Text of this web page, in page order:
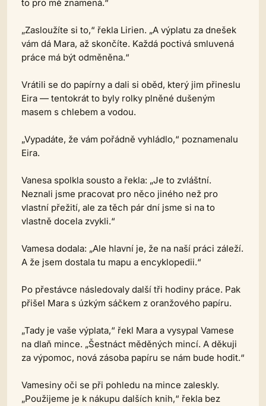
to pro mě znamená.“
„Zasloužíte si to,“ řekla Lirien. „A výplatu za dnešek
vám dá Mara, až skončíte. Každá poctivá smluvená
práce má být odměněna.“
Vrátili se do papírny a dali si oběd, který jim přineslu
Eira — tentokrát to byly rolky plněné dušeným
masem s chlebem a vodou.
„Vypadáte, že vám pořádně vyhládlo,“ poznamenalu
Eira.
Vanesa spolkla sousto a řekla: „Je to zvláštní.
Neznali jsme pracovat pro něco jiného než pro
vlastní přežití, ale za těch pár dní jsme si na to
vlastně docela zvykli.“
Vamesa dodala: „Ale hlavní je, že na naší práci záleží.
A že jsem dostala tu mapu a encyklopedii.“
Po přestávce následovaly další tři hodiny práce. Pak
přišel Mara s úzkým sáčkem z oranžového papíru.
„Tady je vaše výplata,“ řekl Mara a vysypal Vamese
na dlaň mince. „Šestnáct měděných mincí. A děkuji
za výpomoc, nová zásoba papíru se nám bude hodit.“
Vamesiny oči se při pohledu na mince zaleskly.
„Použijeme je k nákupu dalších knih,“ řekla bez